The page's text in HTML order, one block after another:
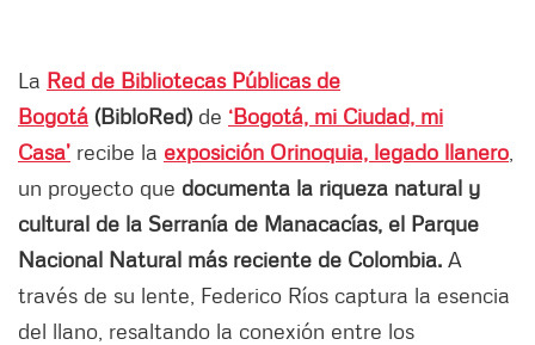
La Red de Bibliotecas Públicas de
Bogotá (BibloRed) de ‘Bogotá, mi Ciudad, mi
Casa’ recibe la exposición Orinoquia, legado llanero
un proyecto que documenta la riqueza natural y
cultural de la Serranía de Manacacías, el Parque
Nacional Natural más reciente de Colombia. A
través de su lente, Federico Ríos captura la esencia
del llano, resaltando la conexión entre los